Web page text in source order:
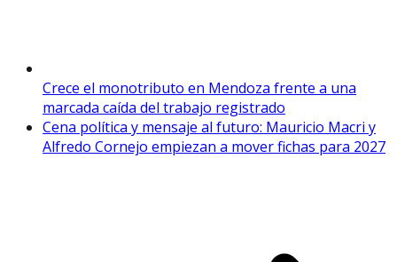
Crece el monotributo en Mendoza frente a una
marcada caída del trabajo registrado
Cena política y mensaje al futuro: Mauricio Macri y
Alfredo Cornejo empiezan a mover fichas para 2027